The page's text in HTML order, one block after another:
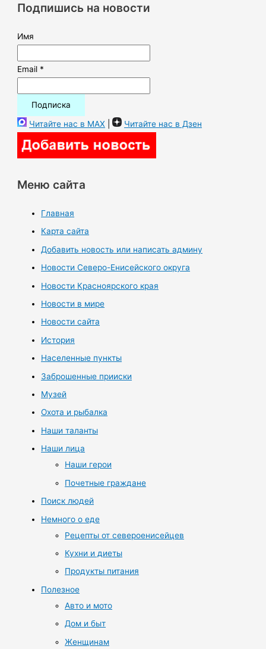
:Подпишись на новости
Имя
Email *
Читайте нас в MAX | Читайте нас в Дзен
Меню сайта
Главная
Карта сайта
Добавить новость или написать админу
Новости Северо-Енисейского округа
Новости Красноярского края
Новости в мире
Новости сайта
История
Населенные пункты
Заброшенные прииски
Музей
Охота и рыбалка
Наши таланты
Наши лица
Наши герои
Почетные граждане
Поиск людей
Немного о еде
Рецепты от североенисейцев
Кухни и диеты
Продукты питания
Полезное
Авто и мото
Дом и быт
Женщинам